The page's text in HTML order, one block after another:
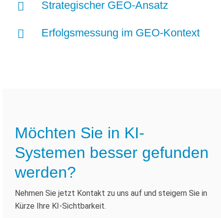
Strategischer GEO-Ansatz
Erfolgsmessung im GEO-Kontext
Möchten Sie in KI-
Systemen besser gefunden
werden?
Nehmen Sie jetzt Kontakt zu uns auf und steigern Sie in
Kürze Ihre KI-Sichtbarkeit.